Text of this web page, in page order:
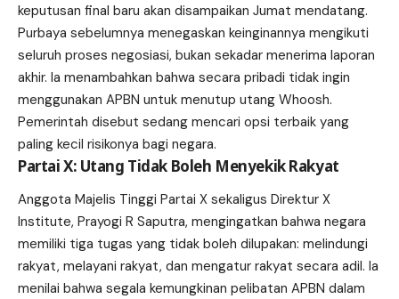
keputusan final baru akan disampaikan Jumat mendatang.
Purbaya sebelumnya menegaskan keinginannya mengikuti
seluruh proses negosiasi, bukan sekadar menerima laporan
akhir. Ia menambahkan bahwa secara pribadi tidak ingin
menggunakan APBN untuk menutup utang Whoosh.
Pemerintah disebut sedang mencari opsi terbaik yang
paling kecil risikonya bagi negara.
Partai X: Utang Tidak Boleh Menyekik Rakyat
Anggota Majelis Tinggi Partai X sekaligus Direktur X
Institute, Prayogi R Saputra, mengingatkan bahwa negara
memiliki tiga tugas yang tidak boleh dilupakan: melindungi
rakyat, melayani rakyat, dan mengatur rakyat secara adil. Ia
menilai bahwa segala kemungkinan pelibatan APBN dalam